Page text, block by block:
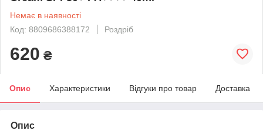
Немає в наявності
Код: 8809686388172
Роздріб
620 ₴
Опис Характеристики Відгуки про товар Доставка
Опис